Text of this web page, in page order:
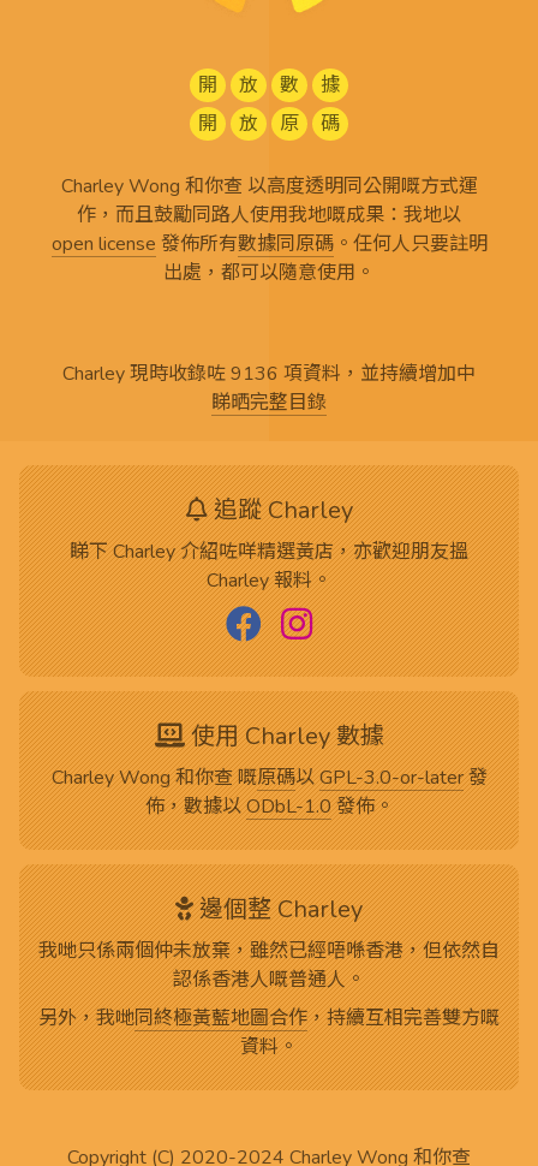
開 放 數
據
開
放 原 碼
Charley Wong 和你查 以高度透明同公開嘅方式運
作，而且鼓勵同路人使用我地嘅成果：我地以
open license 發佈所有數據同原碼。任何人只要註明
出處，都可以隨意使用。
Charley 現時收錄咗 9136 項資料，並持續增加中
睇晒完整目錄
追蹤 Charley
睇下 Charley 介紹咗咩精選黃店，亦歡迎朋友搵
Charley 報料。
使用 Charley 數據
Charley Wong 和你查 嘅原碼以GPL-3.0-or-later發
佈，數據以ODbL-1.0發佈。
邊個整 Charley
我哋只係兩個仲未放棄，雖然已經唔喺香港，但依然自
認係香港人嘅普通人。
另外，我哋同終極黃藍地圖合作，持續互相完善雙方嘅
資料。
Copyright (C) 2020-2024 Charley Wong 和你查